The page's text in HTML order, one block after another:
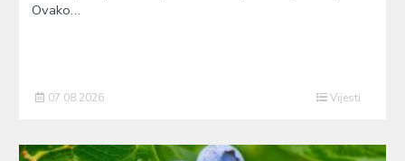
Ovako…
07.08.2026 Vijesti